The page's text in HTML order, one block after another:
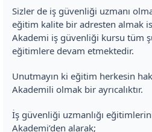
Sizler de iş güvenliği uzmanı
eğitim kalite bir adresten almak
Akademi iş güvenliği kursu tüm
eğitimlere devam etmektedir.
Unutmayın ki eğitim herkesin
Akademili olmak bir ayrıcalıktır.
İş güvenliği uzmanlığı
Akademi’den alarak;